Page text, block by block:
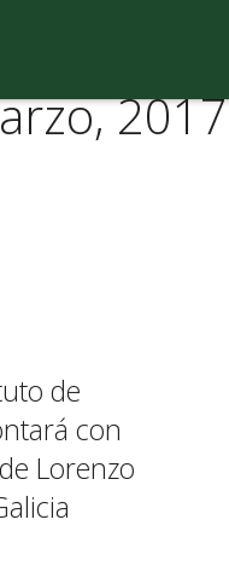
2017
de
con
Lorenzo